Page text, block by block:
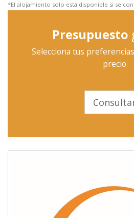
*El alojamiento solo está disponible si se
Presupuesto
Selecciona tus
precio